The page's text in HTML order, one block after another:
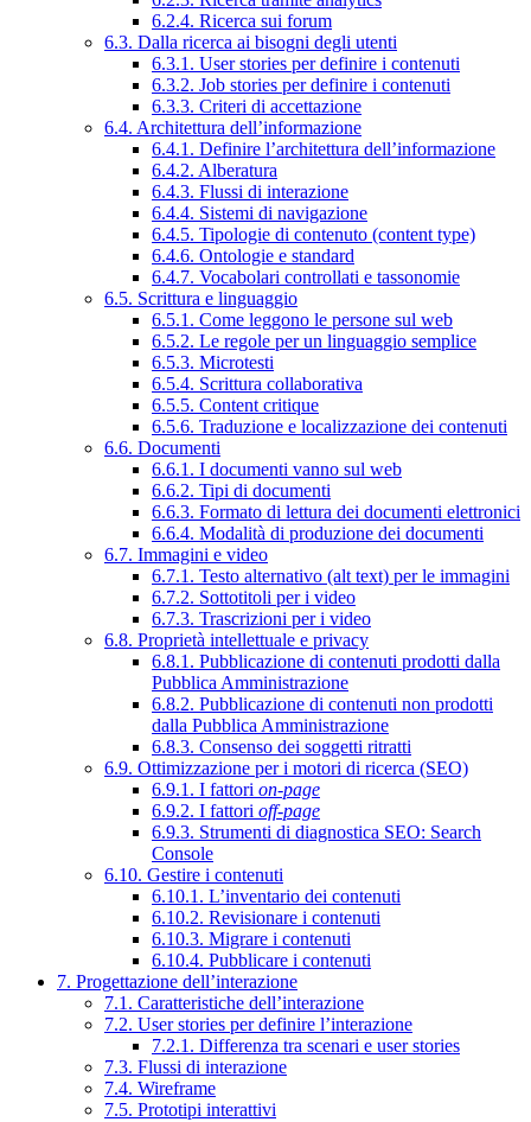
6.2.4. Ricerca sui forum
6.3. Dalla ricerca ai bisogni degli utenti
6.3.1. User stories per definire i contenuti
6.3.2. Job stories per definire i contenuti
6.3.3. Criteri di accettazione
6.4. Architettura dell’informazione
6.4.1. Definire l’architettura dell’informazione
6.4.2. Alberatura
6.4.3. Flussi di interazione
6.4.4. Sistemi di navigazione
6.4.5. Tipologie di contenuto (content type)
6.4.6. Ontologie e standard
6.4.7. Vocabolari controllati e tassonomie
6.5. Scrittura e linguaggio
6.5.1. Come leggono le persone sul web
6.5.2. Le regole per un linguaggio semplice
6.5.3. Microtesti
6.5.4. Scrittura collaborativa
6.5.5. Content critique
6.5.6. Traduzione e localizzazione dei contenuti
6.6. Documenti
6.6.1. I documenti vanno sul web
6.6.2. Tipi di documenti
6.6.3. Formato di lettura dei documenti elettronici
6.6.4. Modalità di produzione dei documenti
6.7. Immagini e video
6.7.1. Testo alternativo (alt text) per le immagini
6.7.2. Sottotitoli per i video
6.7.3. Trascrizioni per i video
6.8. Proprietà intellettuale e privacy
6.8.1. Pubblicazione di contenuti prodotti dalla
Pubblica Amministrazione
6.8.2. Pubblicazione di contenuti non prodotti
dalla Pubblica Amministrazione
6.8.3. Consenso dei soggetti ritratti
6.9. Ottimizzazione per i motori di ricerca (SEO)
6.9.1. I fattori on-page
6.9.2. I fattori off-page
6.9.3. Strumenti di diagnostica SEO: Search
Console
6.10. Gestire i contenuti
6.10.1. L’inventario dei contenuti
6.10.2. Revisionare i contenuti
6.10.3. Migrare i contenuti
6.10.4. Pubblicare i contenuti
7. Progettazione dell’interazione
7.1. Caratteristiche dell’interazione
7.2. User stories per definire l’interazione
7.2.1. Differenza tra scenari e user stories
7.3. Flussi di interazione
7.4. Wireframe
7.5. Prototipi interattivi